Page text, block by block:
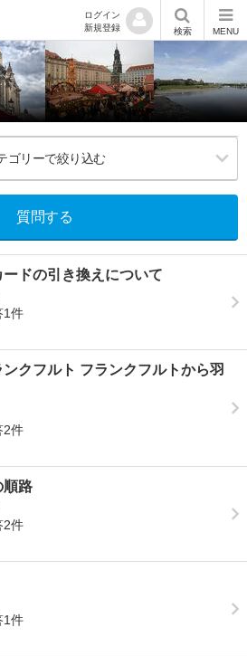
ログイン
新規登録
検索 MENU
ゴリーで絞り込む
質問する
ードの引き換えについて
1件
ンクフルト フランクフルトから羽
2件
順路
2件
1件